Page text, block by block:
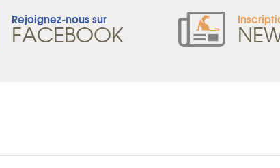
Rejoignez-nous sur
FACEBOOK